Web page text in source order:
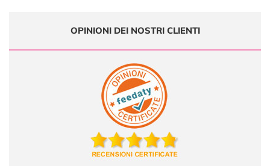
OPINIONI DEI NOSTRI CLIENTI